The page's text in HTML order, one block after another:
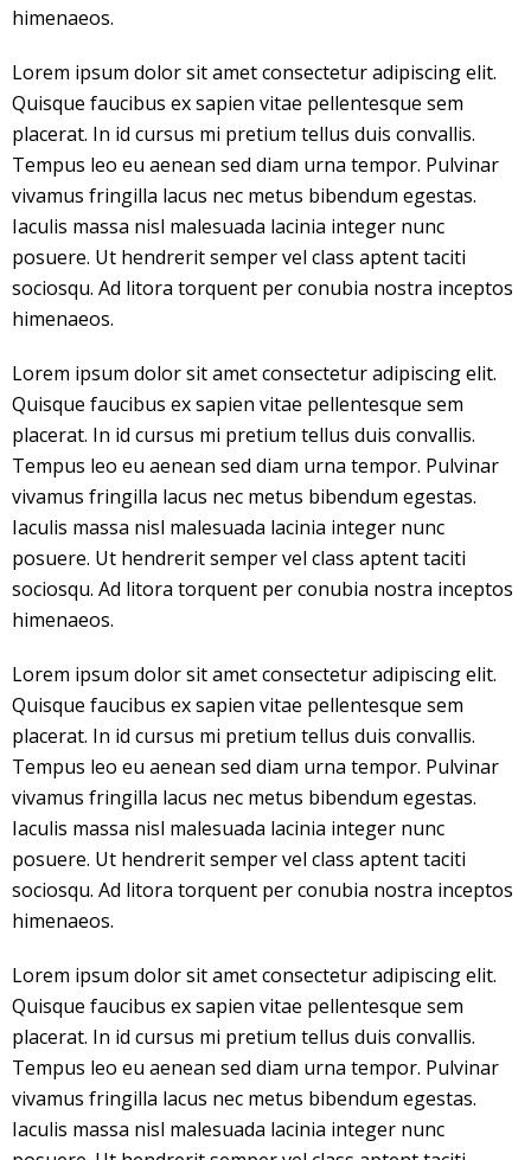
himenaeos.
Lorem ipsum dolor sit amet consectetur adipiscing elit.
Quisque faucibus ex sapien vitae pellentesque sem
placerat. In id cursus mi pretium tellus duis convallis.
Tempus leo eu aenean sed diam urna tempor. Pulvinar
vivamus fringilla lacus nec metus bibendum egestas.
Iaculis massa nisl malesuada lacinia integer nunc
posuere. Ut hendrerit semper vel class aptent taciti
sociosqu. Ad litora torquent per conubia nostra inceptos
himenaeos.
Lorem ipsum dolor sit amet consectetur adipiscing elit.
Quisque faucibus ex sapien vitae pellentesque sem
placerat. In id cursus mi pretium tellus duis convallis.
Tempus leo eu aenean sed diam urna tempor. Pulvinar
vivamus fringilla lacus nec metus bibendum egestas.
Iaculis massa nisl malesuada lacinia integer nunc
posuere. Ut hendrerit semper vel class aptent taciti
sociosqu. Ad litora torquent per conubia nostra inceptos
himenaeos.
Lorem ipsum dolor sit amet consectetur adipiscing elit.
Quisque faucibus ex sapien vitae pellentesque sem
placerat. In id cursus mi pretium tellus duis convallis.
Tempus leo eu aenean sed diam urna tempor. Pulvinar
vivamus fringilla lacus nec metus bibendum egestas.
Iaculis massa nisl malesuada lacinia integer nunc
posuere. Ut hendrerit semper vel class aptent taciti
sociosqu. Ad litora torquent per conubia nostra inceptos
himenaeos.
Lorem ipsum dolor sit amet consectetur adipiscing elit.
Quisque faucibus ex sapien vitae pellentesque sem
placerat. In id cursus mi pretium tellus duis convallis.
Tempus leo eu aenean sed diam urna tempor. Pulvinar
vivamus fringilla lacus nec metus bibendum egestas.
Iaculis massa nisl malesuada lacinia integer nunc